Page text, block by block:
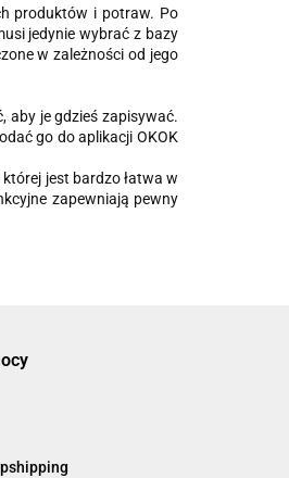
produktów i potraw. Po
jedynie wybrać z bazy
w zależności od jego
aby je gdzieś zapisywać.
go do aplikacji OKOK
jest bardzo łatwa w
zapewniają pewny